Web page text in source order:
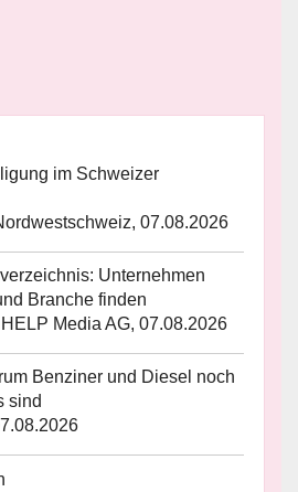
im Schweizer
07.08.2026
Unternehmen
Branche finden
Media AG, 07.08.2026
Benziner und Diesel noch
sind